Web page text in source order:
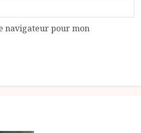
navigateur pour mon